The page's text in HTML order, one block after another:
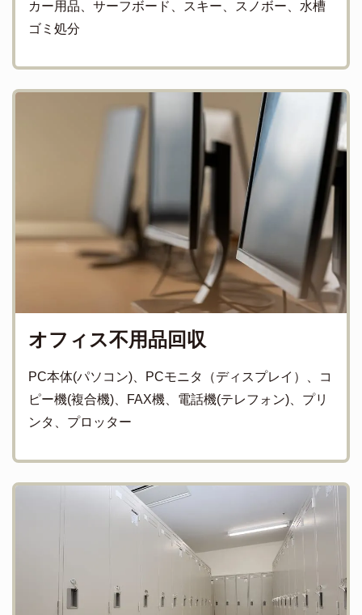
カー用品、サーフボード、スキー、スノボー、水槽
ゴミ処分
オフィス不用品回収
PC本体(パソコン)、PCモニタ（ディスプレイ）、コ
ピー機(複合機)、FAX機、電話機(テレフォン)、プリ
ンタ、プロッター